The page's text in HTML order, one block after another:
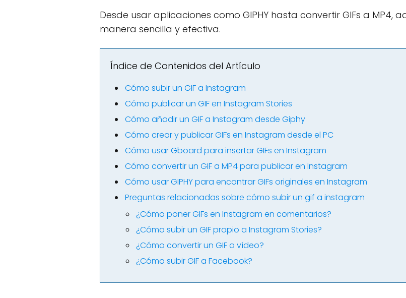
Desde usar aplicaciones como GIPHY hasta convertir GIFs a
manera sencilla y efectiva.
Índice de Contenidos del Artículo
Cómo subir un GIF a Instagram
Cómo publicar un GIF en Instagram Stories
Cómo añadir un GIF a Instagram desde Giphy
Cómo crear y publicar GIFs en Instagram desde el PC
Cómo usar Gboard para insertar GIFs en Instagram
Cómo convertir un GIF a MP4 para publicar en Instagram
Cómo usar GIPHY para encontrar GIFs originales en Instagram
Preguntas relacionadas sobre cómo subir un gif a instagram
¿Cómo poner GIFs en Instagram en comentarios?
¿Cómo subir un GIF propio a Instagram Stories?
¿Cómo convertir un GIF a vídeo?
¿Cómo subir GIF a Facebook?